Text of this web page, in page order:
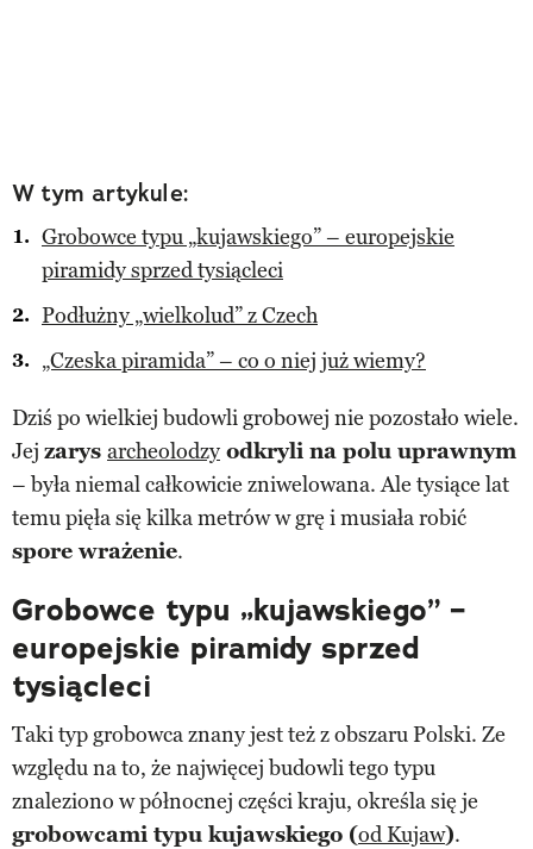
W tym artykule:
Grobowce typu „kujawskiego” – europejskie
piramidy sprzed tysiącleci
Podłużny „wielkolud” z Czech
„Czeska piramida” – co o niej już wiemy?
Dziś po wielkiej budowli grobowej nie pozostało wiele.
Jej zarys archeolodzy odkryli na polu uprawnym
– była niemal całkowicie zniwelowana. Ale tysiące lat
temu pięła się kilka metrów w grę i musiała robić
spore wrażenie.
Grobowce typu „kujawskiego” –
europejskie piramidy sprzed
tysiącleci
Taki typ grobowca znany jest też z obszaru Polski. Ze
względu na to, że najwięcej budowli tego typu
znaleziono w północnej części kraju, określa się je
grobowcami typu kujawskiego (od Kujaw).